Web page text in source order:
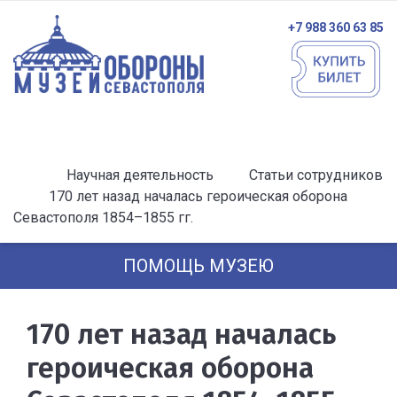
+7 988 360 63 85
Научная деятельность
Статьи сотрудников
170 лет назад началась героическая оборона
Севастополя 1854–1855 гг.
ПОМОЩЬ МУЗЕЮ
170 лет назад началась
героическая оборона